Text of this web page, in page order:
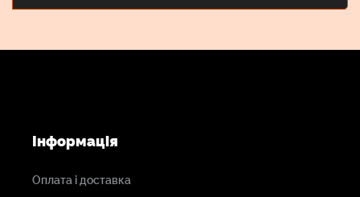
Інформація
Оплата і доставка